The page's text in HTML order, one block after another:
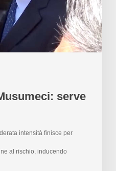
serve
intensità finisce per
al rischio, inducendo